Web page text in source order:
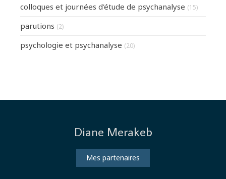
colloques et journées d'étude de psychanalyse (15)
parutions (2)
psychologie et psychanalyse (20)
Diane Merakeb
Mes partenaires